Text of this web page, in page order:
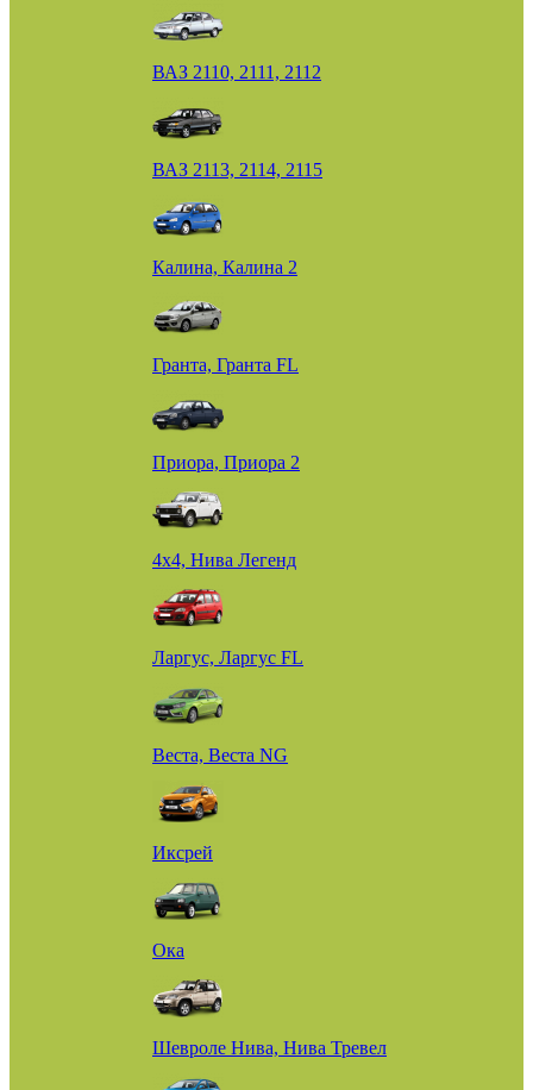
ВАЗ 2110, 2111, 2112
ВАЗ 2113, 2114, 2115
Калина, Калина 2
Гранта, Гранта FL
Приора, Приора 2
4х4, Нива Легенд
Ларгус, Ларгус FL
Веста, Веста NG
Иксрей
Ока
Шевроле Нива, Нива Тревел